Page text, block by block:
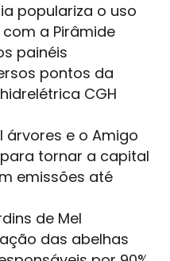
populariza o uso
a Pirâmide
painéis
pontos da
CGH
árvores e o Amigo
tornar a capital
emissões até
de Mel
das abelhas